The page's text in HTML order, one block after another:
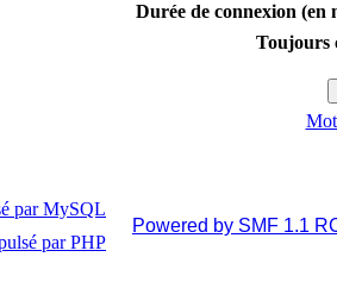
Durée de connexion (en
Toujours
Powered by SMF 1.1